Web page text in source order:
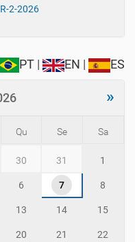
2-2026
PT | EN | ES
»
Qu Se Sa
30 31 1
6 7 8
13 14 15
20 21 22